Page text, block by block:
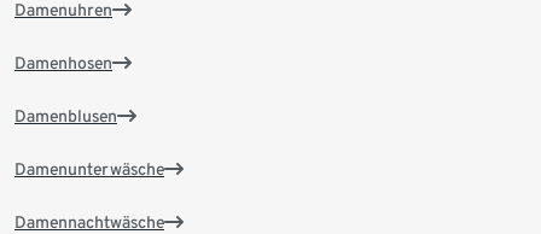
Damenuhren
Damenhosen
Damenblusen
Damenunterwäsche
Damennachtwäsche